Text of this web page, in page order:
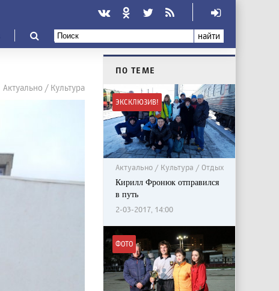
найти
Актуально / Культура
ПО ТЕМЕ
ЭКСКЛЮЗИВ!
Актуально / Культура / Отдых
Кирилл Фронюк отправился
в путь
2-03-2017, 14:00
ФОТО